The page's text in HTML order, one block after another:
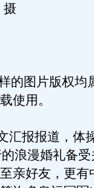
摄
图片版权均
使用。
报报道，体操
浪漫婚礼备
亲好友，更有